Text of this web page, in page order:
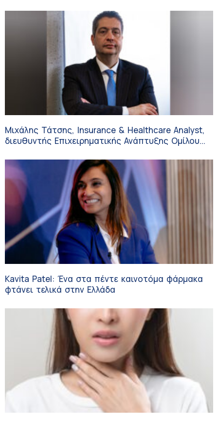
Μιχάλης Τάτσης, Insurance & Healthcare Analyst,
διευθυντής Επιχειρηματικής Ανάπτυξης Ομίλου
Kavita Patel: Ένα στα πέντε καινοτόμα φάρμακα
φτάνει τελικά στην Ελλάδα